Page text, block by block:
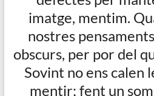
imatge, mentim.
nostres
obscurs, per por del
Sovint no ens calen
mentir; fent un